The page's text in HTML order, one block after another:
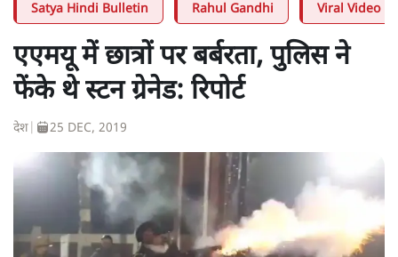
Satya Hindi Bulletin Rahul Gandhi Viral Video
एएमयू में छात्रों पर बर्बरता, पुलिस ने
फेंके थे स्टन ग्रेनेड: रिपोर्ट
देश 25 DEC, 2019